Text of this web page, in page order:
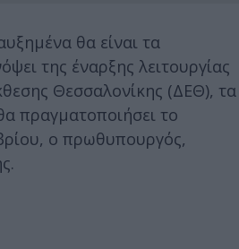
θα είναι τα
της έναρξης λειτουργίας
Θεσσαλονίκης (ΔΕΘ), τα
πραγματοποιήσει το
ο πρωθυπουργός,